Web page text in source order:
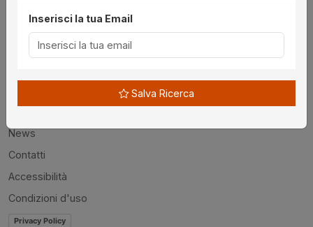
News
Contatti
Accessibilità
Condizioni d'uso
Privacy Policy
Inserisci la tua Email
Salva Ricerca